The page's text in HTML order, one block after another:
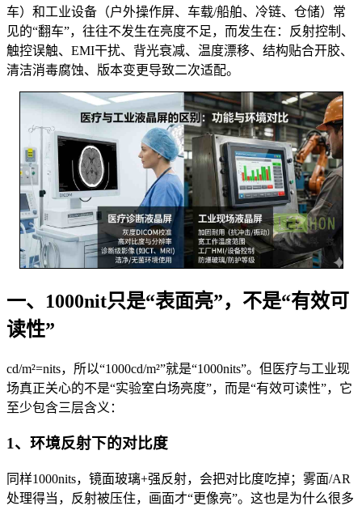
车）和工业设备（户外操作屏、车载/船舶、冷链、仓储）常
见的“翻车”，往往不发生在亮度不足，而发生在：反射控制、
触控误触、EMI干扰、背光衰减、温度漂移、结构贴合开胶、
清洁消毒腐蚀、版本变更导致二次适配。
一、1000nit只是“表面亮”，不是“有效可
读性”
cd/m²=nits，所以“1000cd/m²”就是“1000nits”。但医疗与工业现
场真正关心的不是“实验室白场亮度”，而是“有效可读性”，它
至少包含三层含义：
1、环境反射下的对比度
同样1000nits，镜面玻璃+强反射，会把对比度吃掉；雾面/AR
处理得当，反射被压住，画面才“更像亮”。这也是为什么很多